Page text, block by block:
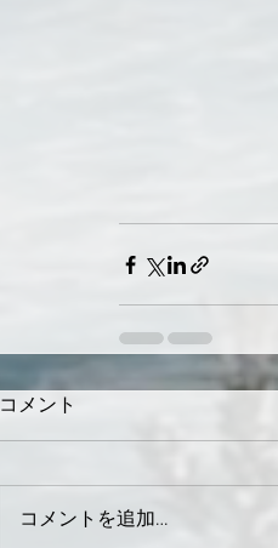
コメント
コメントを追加…